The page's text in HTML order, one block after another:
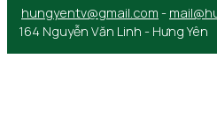
hungyentv@gmail.com -
164 Nguyễn Văn Linh - Hưng Yên